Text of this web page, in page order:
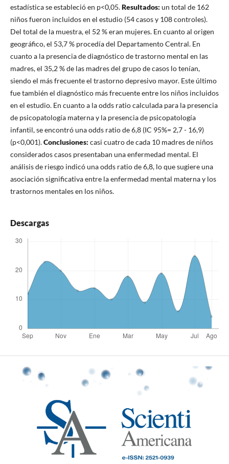
estadística se estableció en p<0,05.Resultados: un total de 162
niños fueron incluidos en el estudio (54 casos y 108 controles).
Del total de la muestra, el 52 % eran mujeres. En cuanto al origen
geográfico, el 53,7 % procedía del Departamento Central. En
cuanto a la presencia de diagnóstico de trastorno mental en las
madres, el 35,2 % de las madres del grupo de casos lo tenían,
siendo el más frecuente el trastorno depresivo mayor. Este último
fue también el diagnóstico más frecuente entre los niños incluidos
en el estudio. En cuanto a la odds ratio calculada para la presencia
de psicopatología materna y la presencia de psicopatología
infantil, se encontró una odds ratio de 6,8 (IC 95%= 2,7 - 16,9)
(p<0,001).Conclusiones: casi cuatro de cada 10 madres de niños
considerados casos presentaban una enfermedad mental. El
análisis de riesgo indicó una odds ratio de 6,8, lo que sugiere una
asociación significativa entre la enfermedad mental materna y los
trastornos mentales en los niños.
Descargas